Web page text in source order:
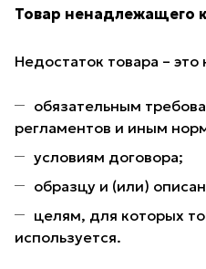
Товар ненадлежащего
Недостаток товара – это
обязательным
регламентов и иным
условиям договора;
образцу и (или)
целям, для которых
используется.